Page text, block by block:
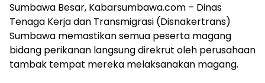
Sumbawa Besar, Kabarsumbawa.com – Dinas
Tenaga Kerja dan Transmigrasi (Disnakertrans)
Sumbawa memastikan semua peserta magang
bidang perikanan langsung direkrut oleh perusahaan
tambak tempat mereka melaksanakan magang.